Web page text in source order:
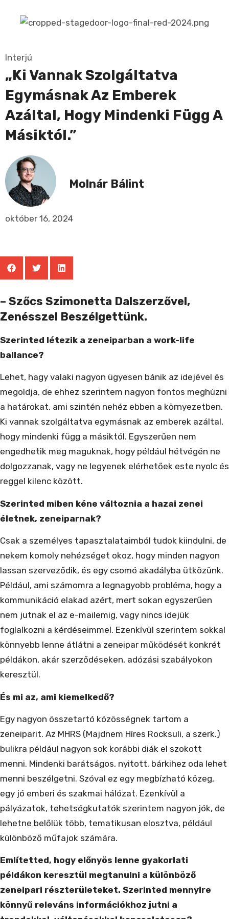
Interjú
„Ki Vannak Szolgáltatva
Egymásnak Az Emberek
Azáltal, Hogy Mindenki Függ A
Másiktól.”
Molnár Bálint
október 16, 2024
– Szőcs Szimonetta Dalszerzővel,
Zenésszel Beszélgettünk.
Szerinted létezik a zeneiparban a work-life
ballance?
Lehet, hagy valaki nagyon ügyesen bánik az idejével és
megoldja, de ehhez szerintem nagyon fontos meghúzni
a határokat, ami szintén nehéz ebben a környezetben.
Ki vannak szolgáltatva egymásnak az emberek azáltal,
hogy mindenki függ a másiktól. Egyszerűen nem
engedhetik meg maguknak, hogy például hétvégén ne
dolgozzanak, vagy ne legyenek elérhetőek este nyolc és
reggel kilenc között.
Szerinted miben kéne változnia a hazai zenei
életnek, zeneiparnak?
Csak a személyes tapasztalataimból tudok kiindulni, de
nekem komoly nehézséget okoz, hogy minden nagyon
lassan szerveződik, és egy csomó akadályba ütközünk.
Például, ami számomra a legnagyobb probléma, hogy a
kommunikáció elakad azért, mert sokan egyszerűen
nem jutnak el az e-mailemig, vagy nincs idejük
foglalkozni a kérdéseimmel. Ezenkívül szerintem sokkal
könnyebb lenne átlátni a zeneipar működését konkrét
példákon, akár szerződéseken, adózási szabályokon
keresztül.
És mi az, ami kiemelkedő?
Egy nagyon összetartó közösségnek tartom a
zeneiparit. Az MHRS (Majdnem Híres Rocksuli, a szerk.)
bulikra például nagyon sok korábbi diák el szokott
menni. Mindenki barátságos, nyitott, bárkihez oda lehet
menni beszélgetni. Szóval ez egy megbízható közeg,
egy jó emberi és szakmai hálózat. Ezenkívül a
pályázatok, tehetségkutatók szerintem nagyon jók, de
lehetne belőlük több, tematikusan elosztva, például
különböző műfajok számára.
Említetted, hogy előnyös lenne gyakorlati
példákon keresztül megtanulni a különböző
zeneipari részterületeket. Szerinted mennyire
könnyű releváns információkhoz jutni a